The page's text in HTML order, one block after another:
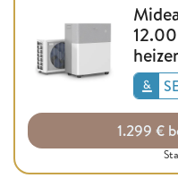
1.299 €